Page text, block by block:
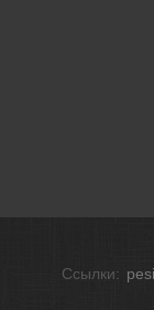
Ссылки: